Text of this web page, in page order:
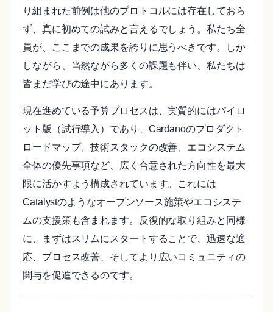
り組まれた前例は他のプロトコルには存在しておら
ず、真に初めての試みと言えるでしょう。私たち全
員が、ここまでの成果を誇りに思うべきです。しか
しながら、当然ながら多くの課題も伴い、私たちは
皆まだ学びの途中にあります。
現在進めている予算プロセスは、実質的にはパイロ
ット版（試行導入）であり、Cardanoのプロダクト
ロードマップ、技術スタックの改善、エコシステム
全体の優先事項など、広く合意された方向性を最大
限に活かすよう構成されています。これには
Catalystのようなオープンソース施策やエコシステ
ムの支援策も含まれます。反復的な取り組みと同様
に、まずはスリムにスタートすることで、迅速な適
応、プロセス改善、そしてより広いコミュニティの
関与を促進できるのです。